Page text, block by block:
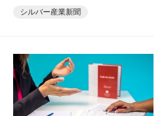
シルバー産業新聞